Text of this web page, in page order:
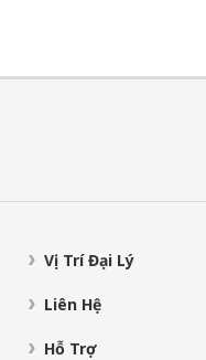
Vị Trí Đại Lý
Liên Hệ
Hỗ Trợ